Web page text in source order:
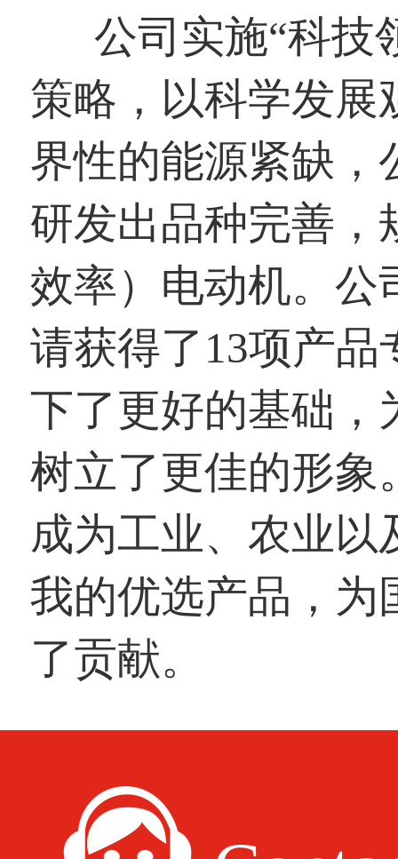
公司实施“科技
策略，以科学发展
界性的能源紧缺，
研发出品种完善，
效率）电动机。公
请获得了13项产
下了更好的基础，
树立了更佳的形象
成为工业、农业以
我的优选产品，为
了贡献。